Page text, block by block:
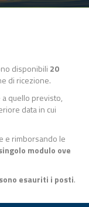
disponibili 20
di ricezione.
quello previsto,
data in cui
e rimborsando le
modulo ove
esauriti i posti.